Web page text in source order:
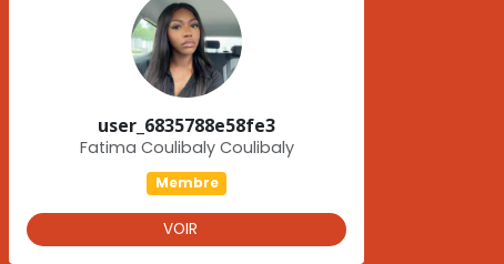
user_6835788e58fe3
Fatima Coulibaly Coulibaly
Membre
VOIR